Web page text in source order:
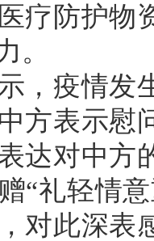
疗防护
。
疫情发生
方表示慰
达对中方
“礼轻情
对此深表